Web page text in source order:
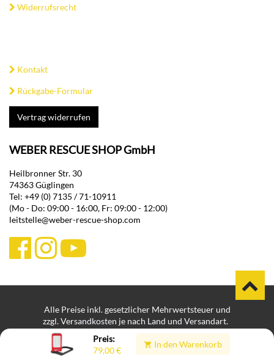
Preis:
79,00€
In den Warenkorb
Widerrufsrecht
Kontakt
Rückgabe-Formular
Vertrag widerrufen
WEBER RESCUE SHOP GmbH
Heilbronner Str. 30
74363 Güglingen
Tel: +49 (0) 7135 / 71-10911
(Mo - Do: 09:00 - 16:00, Fr: 09:00 - 12:00)
leitstelle@weber-rescue-shop.com
Alle Preise inkl. gesetzlicher Mehrwertsteuer und
zzgl. Versandkosten je nach Land und Versandart.
Bei Lieferungen in Nicht-EU-Länder können zusätzliche Zölle,
Steuern und Gebühren anfallen.
Impressum
Datenschutz |Hinweisgeberplattform